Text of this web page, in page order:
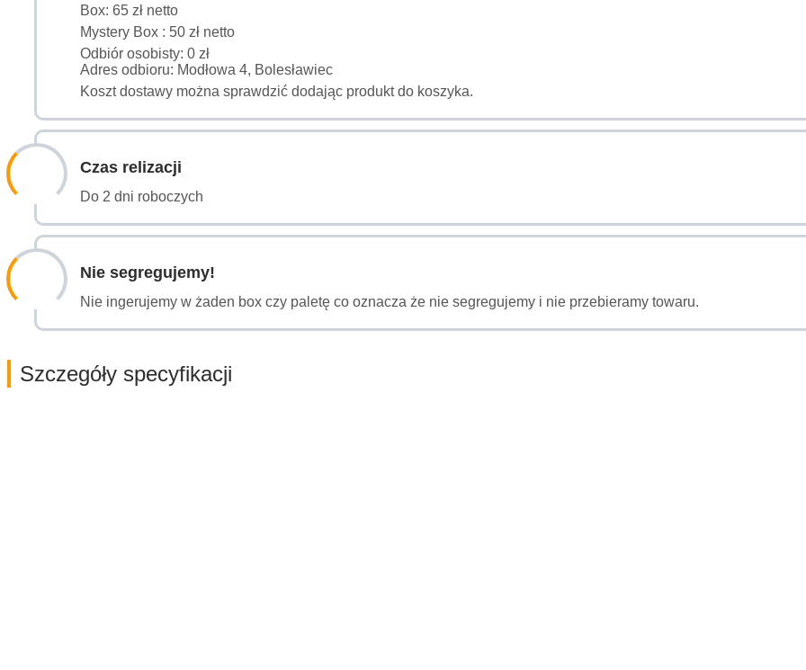
Box: 65 zł netto
Mystery Box : 50 zł netto
Odbiór osobisty: 0 zł
Adres odbioru: Modłowa 4, Bolesławiec
Koszt dostawy można sprawdzić dodając produkt do koszyka.
Czas relizacji
Do 2 dni roboczych
Nie segregujemy!
Nie ingerujemy w żaden box czy paletę co oznacza że nie segregujemy i nie przebieramy towaru.
Szczegóły specyfikacji